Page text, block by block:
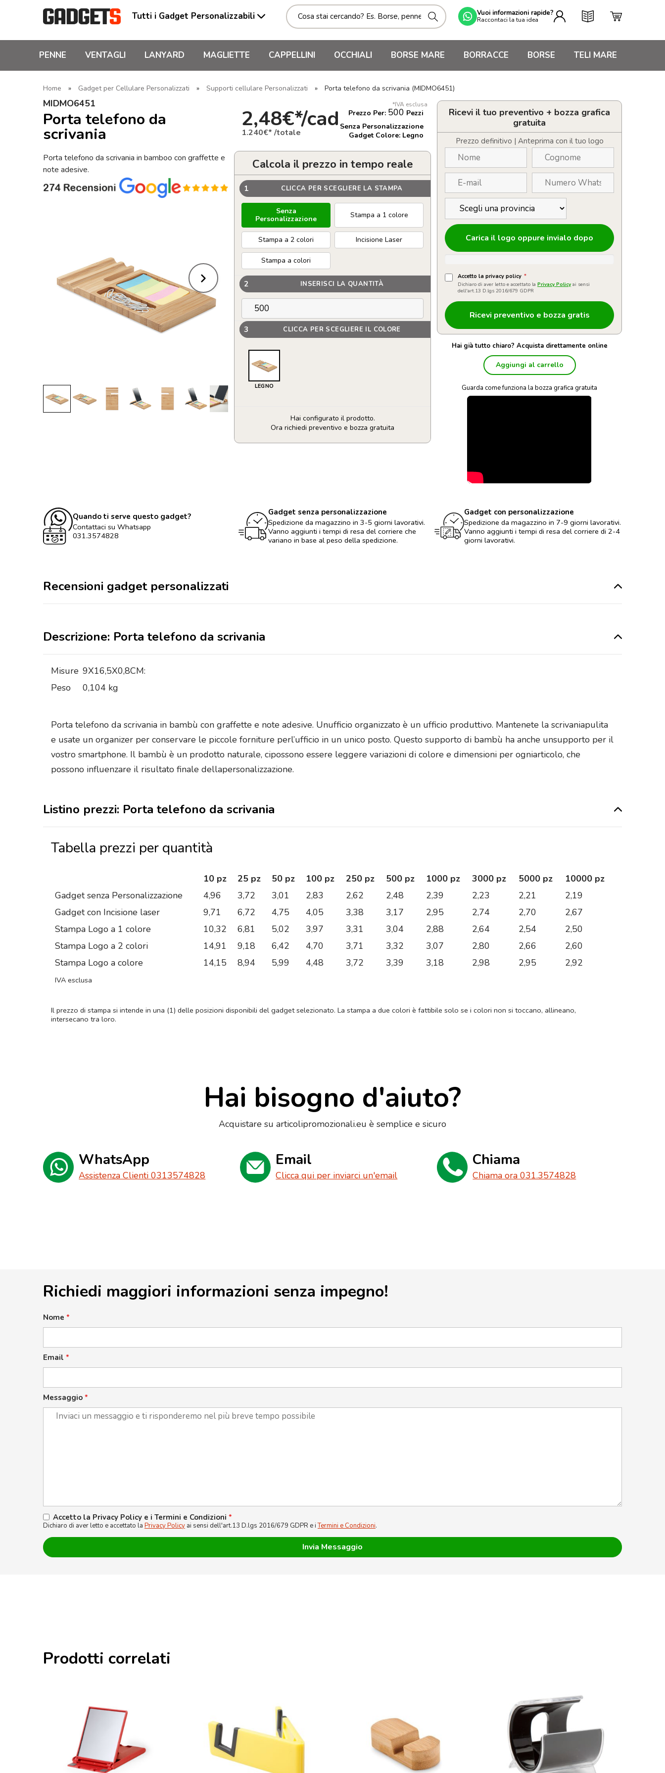
Tutti i Gadget Personalizzabili Vuoi informazioni rapide?
Raccontaci la tua idea
PENNE VENTAGLI LANYARD MAGLIETTE CAPPELLINI OCCHIALI BORSE MARE BORRACCE BORSE TELI MARE
Home » Gadget per Cellulare Personalizzati » Supporti cellulare Personalizzati » Porta telefono da scrivania (MIDMO6451)
MIDMO6451
Porta telefono da
scrivania
Porta telefono da scrivania in bamboo con graffette e
note adesive.
*IVA esclusa
2,48€*/cad
1.240€* /totale
Prezzo Per: 500 Pezzi
Senza Personalizzazione
Gadget Colore: Legno
Calcola il prezzo in tempo reale
1 CLICCA PER SCEGLIERE LA STAMPA
Senza
Personalizzazione
Stampa a 1 colore
Stampa a 2 colori Incisione Laser
Stampa a colori
2 INSERISCI LA QUANTITÀ
3 CLICCA PER SCEGLIERE IL COLORE
LEGNO
Hai configurato il prodotto.
Ora richiedi preventivo e bozza gratuita
Porta
Ricevi il tuo preventivo + bozza grafica
gratuita
Prezzo definitivo | Anteprima con il tuo logo
Carica il logo oppure invialo dopo
Accetto la privacy policy *
Dichiaro di aver letto e accettato la Privacy Policy ai sensi
dell'art.13 D.lgs 2016/679 GDPR
Hai già tutto chiaro? Acquista direttamente online
Aggiungi al carrello
Guarda come funziona la bozza grafica gratuita
Quando ti serve questo gadget?
Contattaci su Whatsapp
031.3574828
Gadget senza personalizzazione
Spedizione da magazzino in 3-5 giorni lavorativi.
Vanno aggiunti i tempi di resa del corriere che
variano in base al peso della spedizione.
Gadget con personalizzazione
Spedizione da magazzino in 7-9 giorni lavorativi.
Vanno aggiunti i tempi di resa del corriere di 2-4
giorni lavorativi.
Recensioni gadget personalizzati
Descrizione: Porta telefono da scrivania
Misure 9X16,5X0,8CM:
Peso
0,104 kg
Porta telefono da scrivania in bambù con graffette e note adesive. Unufficio organizzato è un ufficio produttivo. Mantenete la scrivaniapulita
e usate un organizer per conservare le piccole forniture perl’ufficio in un unico posto. Questo supporto di bambù ha anche unsupporto per il
vostro smartphone. Il bambù è un prodotto naturale, cipossono essere leggere variazioni di colore e dimensioni per ogniarticolo, che
possono influenzare il risultato finale dellapersonalizzazione.
Listino prezzi: Porta telefono da scrivania
Tabella prezzi per quantità
10 pz 25 pz 50 pz 100 pz 250 pz 500 pz 1000 pz 3000 pz 5000 pz
10000 pz
Gadget senza Personalizzazione
4,96 3,72 3,01 2,83 2,62 2,48 2,39 2,23 2,21
2,19
Gadget con Incisione laser
9,71 6,72 4,75 4,05 3,38 3,17 2,95 2,74 2,70
2,67
Stampa Logo a 1 colore
10,32 6,81 5,02 3,97 3,31 3,04 2,88 2,64 2,54
2,50
Stampa Logo a 2 colori
14,91 9,18 6,42 4,70 3,71 3,32 3,07 2,80 2,66
2,60
Stampa Logo a colore
14,15 8,94 5,99 4,48 3,72 3,39 3,18 2,98 2,95 2,92
IVA esclusa
Il prezzo di stampa si intende in una (1) delle posizioni disponibili del gadget selezionato. La stampa a due colori è fattibile solo se i colori non si toccano, allineano,
intersecano tra loro.
Hai bisogno d'aiuto?
Acquistare su articolipromozionali.eu è semplice e sicuro
WhatsApp
Assistenza Clienti 0313574828
Email
Clicca qui per inviarci un'email
Chiama
Chiama ora 031.3574828
Richiedi maggiori informazioni senza impegno!
Nome *
Email *
Messaggio *
Accetto la Privacy Policy e i Termini e Condizioni *
Dichiaro di aver letto e accettato la Privacy Policy ai sensi dell'art.13 D.lgs 2016/679 GDPR e iTermini e Condizioni.
Prodotti correlati